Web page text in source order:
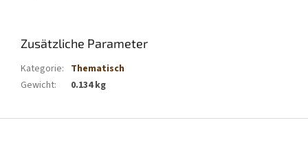
Zusätzliche Parameter
Kategorie: Thematisch
Gewicht: 0.134 kg